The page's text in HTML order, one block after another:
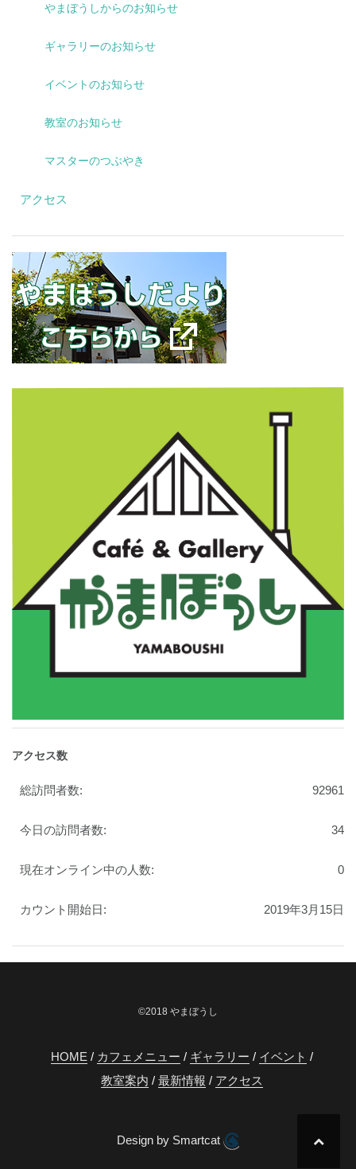
やまぼうしからのお知らせ
ギャラリーのお知らせ
イベントのお知らせ
教室のお知らせ
マスターのつぶやき
アクセス
アクセス数
92961
総訪問者数:
34
今日の訪問者数:
0
現在オンライン中の人数:
2019年3月15日
カウント開始日:
©2018 やまぼうし
HOME カフェメニュー ギャラリー
イベント
教室案内
最新情報 アクセス
Design by Smartcat